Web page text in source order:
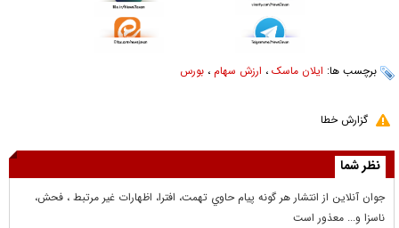
برچسب ها: ایلان ماسک ، ارزش سهام ، بورس
گزارش خطا
نظر شما
جوان آنلاين از انتشار هر گونه پيام حاوي تهمت، افترا، اظهارات غير مرتبط ، فحش،
ناسزا و... معذور است